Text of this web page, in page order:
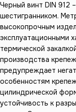
Черный винт DIN 912
шестигранником.
высокопрочным
эксплуатационными
термической
производства
предупреждает
особенностям
цилиндрической
устойчивость к